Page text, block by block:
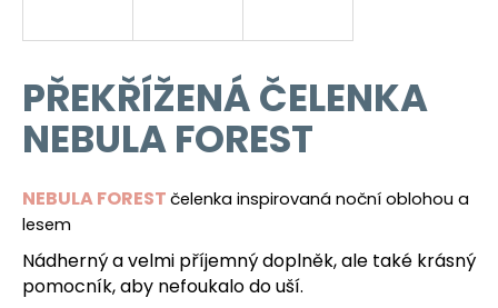
PŘEKŘÍŽENÁ ČELENKA
NEBULA FOREST
NEBULA FOREST čelenka inspirovaná noční oblohou a
lesem
Nádherný a velmi příjemný doplněk, ale také krásný
pomocník, aby nefoukalo do uší.
í
t
?
HLEDAT